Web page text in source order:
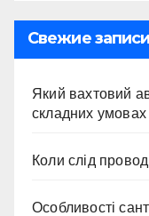
Свежие записи
Який вахтовий
складних умовах
Коли слід
Особливості